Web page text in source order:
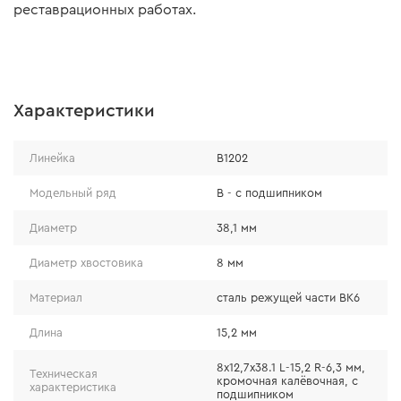
реставрационных работах.
Характеристики
Линейка В1202
Модельный ряд В - с подшипником
Диаметр 38,1 мм
Диаметр хвостовика 8 мм
Материал сталь режущей части ВК6
Длина 15,2 мм
Техническая
характеристика
8x12,7х38.1 L-15,2 R-6,3 мм,
кромочная калёвочная, с
подшипником